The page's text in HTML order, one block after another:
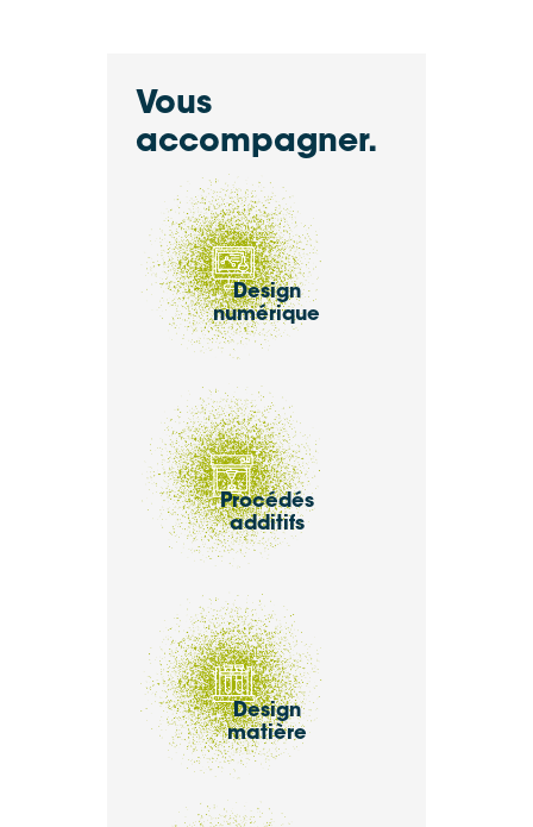
Vous
accompagner.
Design
numérique
Procédés
additifs
Design
matière